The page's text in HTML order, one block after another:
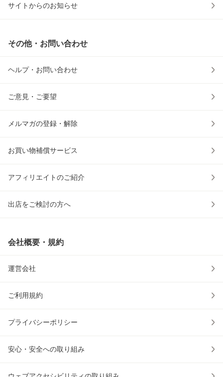
サイトからのお知らせ
その他・お問い合わせ
ヘルプ・お問い合わせ
ご意見・ご要望
メルマガの登録・解除
お買い物補償サービス
アフィリエイトのご紹介
出店をご検討の方へ
会社概要・規約
運営会社
ご利用規約
プライバシーポリシー
安心・安全への取り組み